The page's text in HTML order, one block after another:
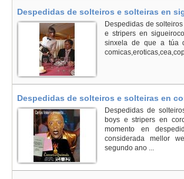
Despedidas de solteiros e solteiras en
Despedidas de
e stripers en
sinxela de que a túa
Despedidas de solteiros e solteiras en
Despedidas de
boys e stripers en
momento en
considerada mellor
segundo ano ...